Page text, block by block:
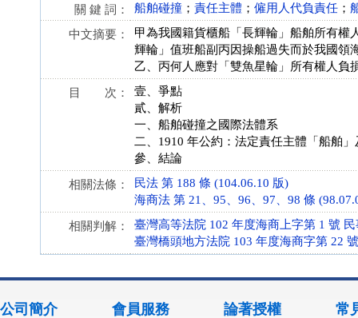
關 鍵 詞：
船舶碰撞 ； 責任主體 ； 僱用人代負責任 ；
中文摘要：
甲為我國籍貨櫃船「長輝輪」船舶所有權
輝輪」值班船副丙因操船過失而於我國領
乙、丙何人應對「雙魚星輪」所有權人負
目 次：
壹、爭點
貳、解析
一、船舶碰撞之國際法體系
二、1910 年公約：法定責任主體「船舶
參、結論
相關法條：
民法 第 188 條 (104.06.10 版)
海商法 第 21、95、96、97、98 條
相關判解：
臺灣高等法院 102 年度海商上字第 1 號
臺灣橋頭地方法院 103 年度海商字第 22
公司簡介 會員服務 論著授權 常